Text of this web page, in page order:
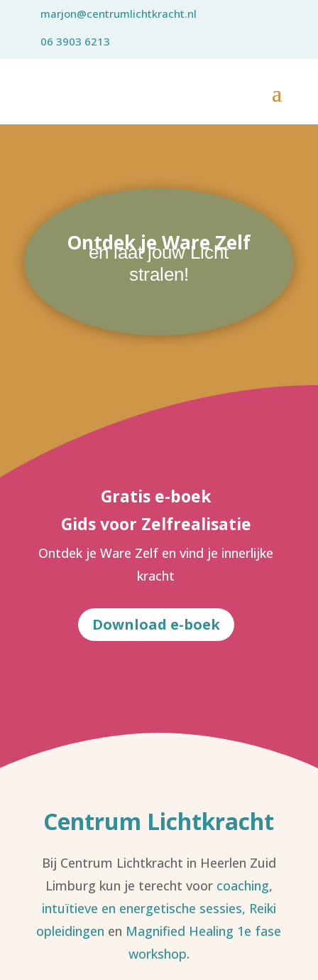
marjon@centrumlichtkracht.nl
06 3903 6213
Ontdek je Ware Zelf
en laat jouw Licht
stralen!
Gratis e-boek
Gids voor Zelfrealisatie
Ontdek je Ware Zelf en vind je innerlijke
kracht
Download e-boek
Centrum Lichtkracht
Bij Centrum Lichtkracht in Heerlen Zuid
Limburg kun je terecht voor coaching,
intuïtieve en energetische sessies, Reiki
opleidingen en Magnified Healing 1e fase
workshop.